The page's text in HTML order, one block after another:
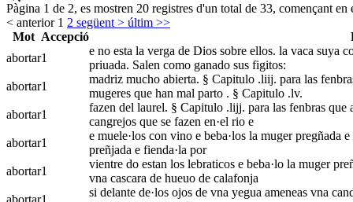
Pàgina 1 de 2, es mostren 20 registres d'un total de 33, començant en
< anterior 1 2 següent > últim >>
Mot Accepció
abortar1
e no esta la verga de Dios sobre ellos. la vaca suya
priuada. Salen como ganado sus figitos:
abortar1
madriz mucho abierta. § Capitulo .liij. para las
mugeres que han mal parto . § Capitulo .lv.
abortar1
fazen del laurel. § Capitulo .lijj. para las fenbras
cangrejos que se fazen en·el rio e
abortar1
e muele·los con vino e beba·los la muger pregñada
preñjada e fienda·la por
abortar1
vientre do estan los lebraticos e beba·lo la muger
vna cascara de hueuo de calafonja
abortar1
si delante de·los ojos de vna yegua ameneas vna